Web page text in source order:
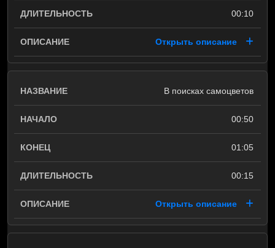
00:10
Открыть описание
В поисках самоцветов
00:50
01:05
00:15
Открыть описание